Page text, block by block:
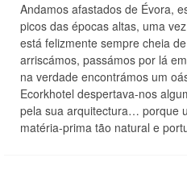
Andamos afastados de Évora,
picos das épocas altas, uma
está felizmente sempre cheia
arriscámos, passámos por lá
na verdade encontrámos um
Ecorkhotel despertava-nos
pela sua arquitectura… porque
matéria-prima tão natural e